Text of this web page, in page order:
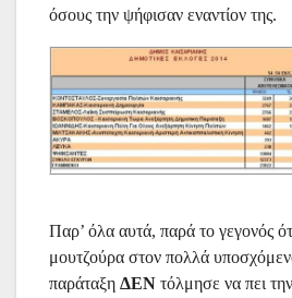
όσους την ψήφισαν εναντίον της.
Παρ’ όλα αυτά, παρά το γεγονός
μουτζούρα στον πολλά
παράταξη ΔΕΝ τόλμησε να πει